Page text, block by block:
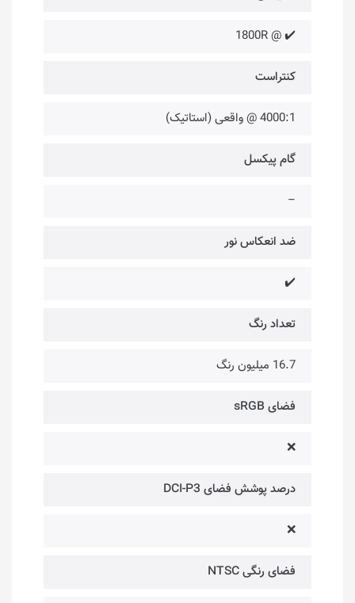
✔️ @ 1800R
کنتراست
4000:1 @ واقعی (استاتیک)
گام پیکسل
–
ضد انعکاس نور
✔️
تعداد رنگ
16.7 میلیون رنگ
فضای sRGB
❌
درصد پوشش فضای DCI-P3
❌
فضای رنگی NTSC